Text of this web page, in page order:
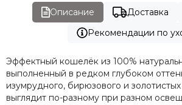
Описание Доставка
Рекомендации по
Эффектный кошелёк из 100%
выполненный в редком глубоком
изумрудного, бирюзового и
выглядит по-разному при разном